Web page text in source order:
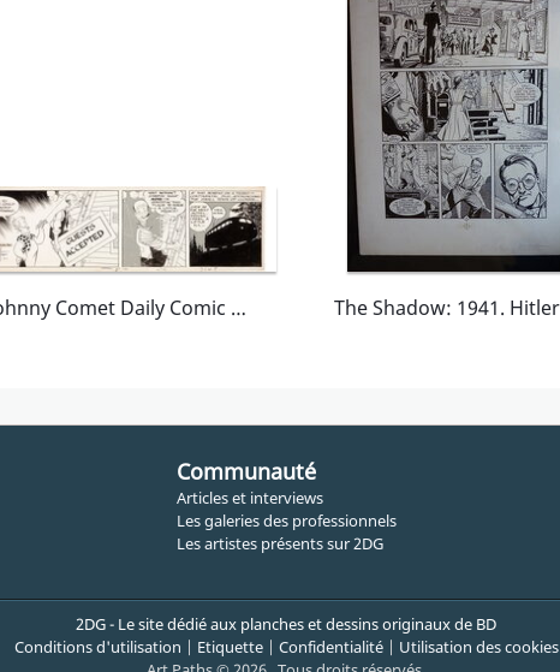
Johnny Comet Daily Comic Strip dated 9-1-52
Communauté
Articles et interviews
Les galeries des professionnels
Les artistes présents sur 2DG
2DG - Le site dédié aux planches et dessins originaux de BD
Conditions d'utilisation | Etiquette| Confidentialité| Utilisation des cookies